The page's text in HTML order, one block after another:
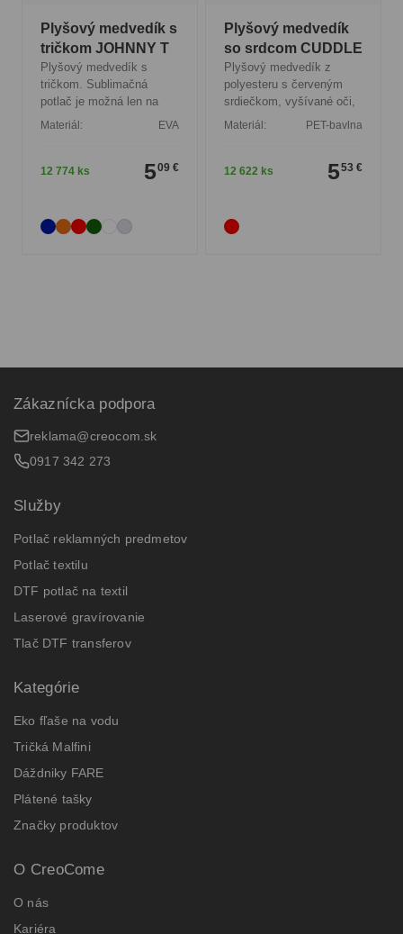
Plyšový medvedík s
tričkom JOHNNY T
Plyšový medvedík s
tričkom. Sublimačná
potlač je možná len na
Materiál: EVA
12 774 ks 5 09 €
Plyšový medvedík
so srdcom CUDDLE
Plyšový medvedík z
polyesteru s červeným
srdiečkom, vyšívané oči,
Materiál: PET-bavlna
12 622 ks 5 53 €
Zákaznícka podpora
reklama@creocom.sk
0917 342 273
Služby
Potlač reklamných predmetov
Potlač textilu
DTF potlač na textil
Laserové gravírovanie
Tlač DTF transferov
Kategórie
Eko fľaše na vodu
Tričká Malfini
Dáždniky FARE
Plátené tašky
Značky produktov
O CreoCome
O nás
Kariéra